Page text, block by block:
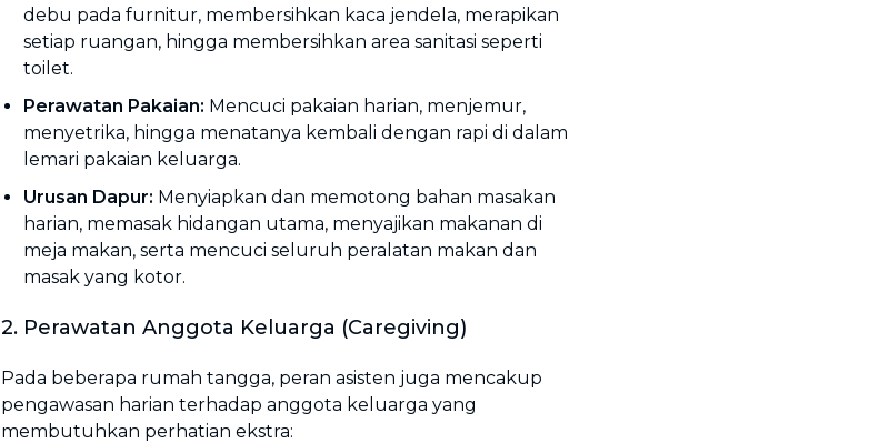
debu pada furnitur, membersihkan kaca jendela, merapikan
setiap ruangan, hingga membersihkan area sanitasi seperti
toilet.
Perawatan Pakaian: Mencuci pakaian harian, menjemur,
menyetrika, hingga menatanya kembali dengan rapi di dalam
lemari pakaian keluarga.
Urusan Dapur: Menyiapkan dan memotong bahan masakan
harian, memasak hidangan utama, menyajikan makanan di
meja makan, serta mencuci seluruh peralatan makan dan
masak yang kotor.
2. Perawatan Anggota Keluarga (Caregiving)
Pada beberapa rumah tangga, peran asisten juga mencakup
pengawasan harian terhadap anggota keluarga yang
membutuhkan perhatian ekstra: